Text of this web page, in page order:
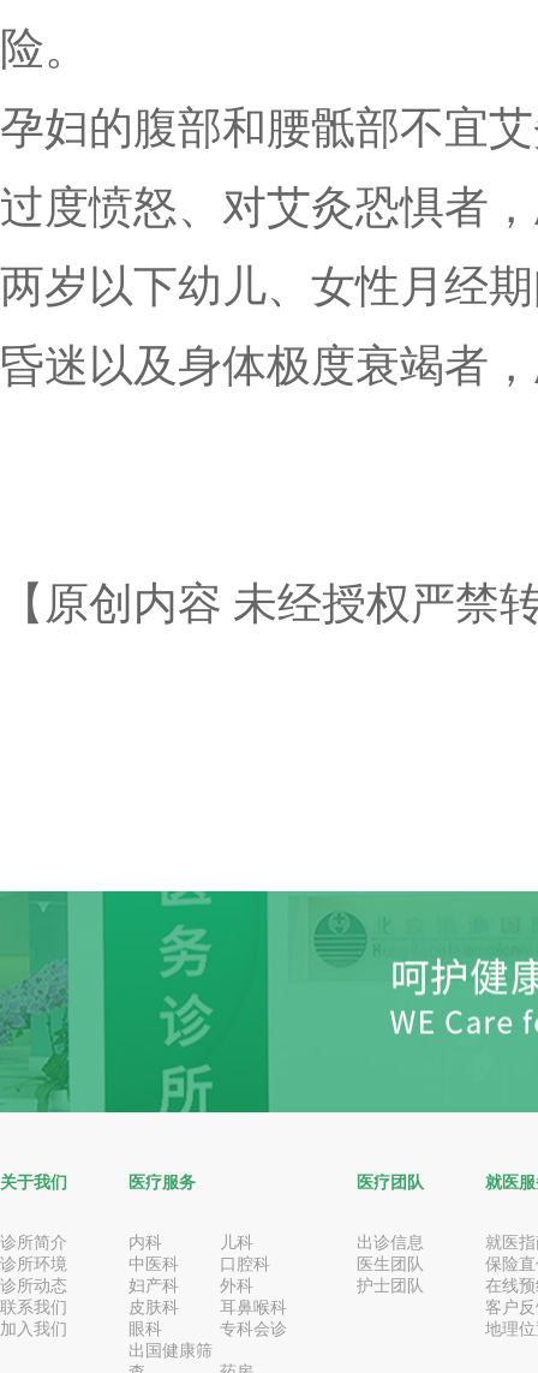
险。
孕妇的腹部和腰骶部不宜
过度愤怒、对艾灸恐惧者
两岁以下幼儿、女性月经
昏迷以及身体极度衰竭者
【原创内容 未经授权严禁
关于我们
诊所简介
诊所环境
诊所动态
联系我们
加入我们
医疗服务
内科
儿科
中医科
口腔科
妇产科
外科
皮肤科
耳鼻喉科
眼科
专科会诊
出国健康筛
医疗团队
出诊信息
医生团队
护士团队
就医
就医
保险
在线
客户
地理